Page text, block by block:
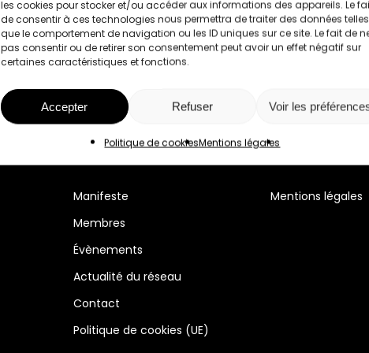
les cookies pour stocker et/ou accéder aux informations des appareils. Le
de consentir à ces technologies nous permettra de traiter des données telles
que le comportement de navigation ou les ID uniques sur ce site. Le fait de
pas consentir ou de retirer son consentement peut avoir un effet négatif sur
certaines caractéristiques et fonctions.
Accepter Refuser Voir les
Politique de cookiesMentions légales
Manifeste
Membres
Évènements
Actualité du réseau
Contact
Politique de cookies (UE)
Mentions légales